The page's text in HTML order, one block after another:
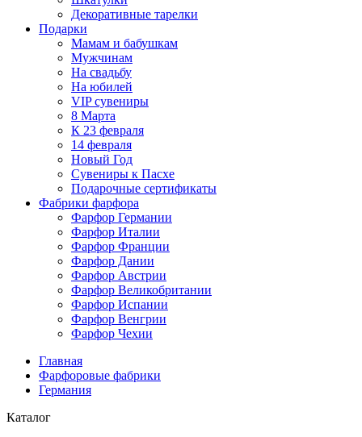
Декоративные тарелки
Подарки
Мамам и бабушкам
Мужчинам
На свадьбу
На юбилей
VIP сувениры
8 Марта
К 23 февраля
14 февраля
Новый Год
Сувениры к Пасхе
Подарочные сертификаты
Фабрики фарфора
Фарфор Германии
Фарфор Италии
Фарфор Франции
Фарфор Дании
Фарфор Австрии
Фарфор Великобритании
Фарфор Испании
Фарфор Венгрии
Фарфор Чехии
Главная
Фарфоровые фабрики
Германия
Каталог